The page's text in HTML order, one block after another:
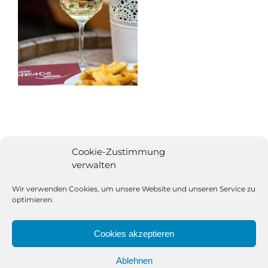
Cookie-Zustimmung
verwalten
Wir verwenden Cookies, um unsere Website und unseren Service zu
optimieren.
Cookies akzeptieren
Ablehnen